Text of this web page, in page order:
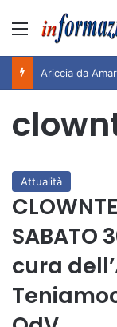
Menu
Attualità
SABATO
cura